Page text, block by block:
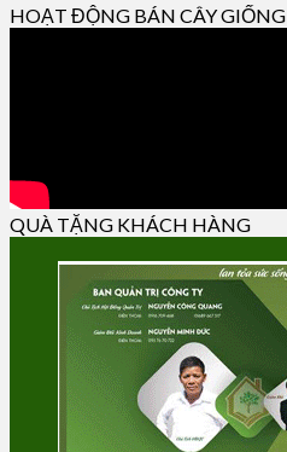
HOẠT ĐỘNG BÁN CÂY GIỐNG
QUÀ TẶNG KHÁCH HÀNG